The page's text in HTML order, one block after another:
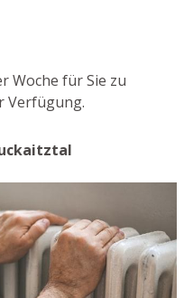
Woche für Sie zu
Verfügung.